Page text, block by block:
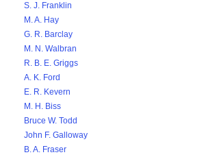
S. J. Franklin
M. A. Hay
G. R. Barclay
M. N. Walbran
R. B. E. Griggs
A. K. Ford
E. R. Kevern
M. H. Biss
Bruce W. Todd
John F. Galloway
B. A. Fraser